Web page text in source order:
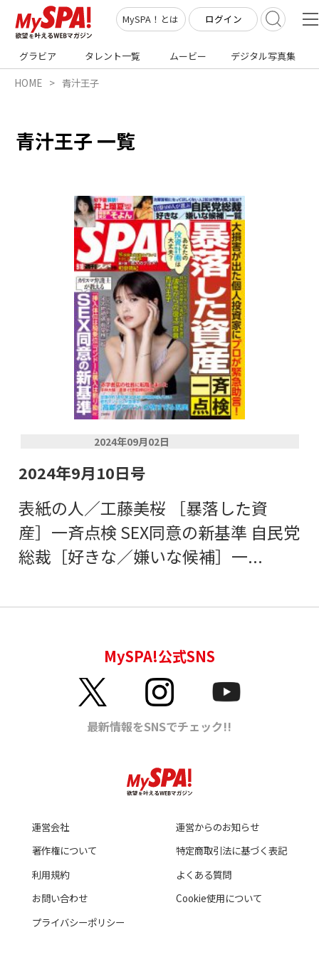
MySPA！とは ログイン
グラビア タレント一覧 ムービー デジタル写真集
HOME 青汁王子
青汁王子 一覧
2024年09月02日
2024年9月10日号
表紙の人／工藤美桜 ［暴落した資
産］一斉点検 SEX同意の新基準 自民党
総裁［好きな／嫌いな候補］一...
運営会社
運営からのお知らせ
著作権について
特定商取引法に基づく表記
利用規約
よくある質問
お問い合わせ
Cookie使用について
プライバシーポリシー